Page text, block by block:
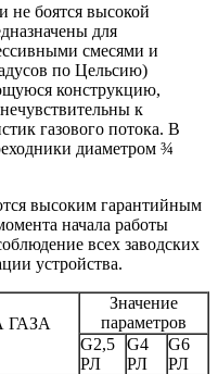
не боятся высокой
для
смесями и
по Цельсию)
конструкцию,
к
газового потока. В
диаметром ¾
высоким гарантийным
начала работы
всех заводских
устройства.
Значение
параметров
G2,5
РЛ
G4
РЛ
G6
РЛ